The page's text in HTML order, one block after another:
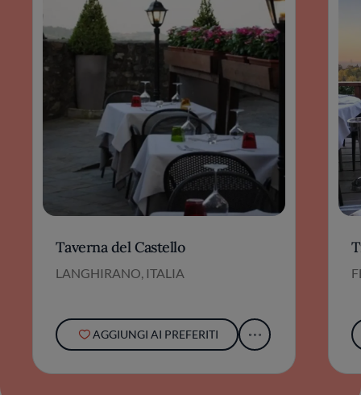
Taverna del Castello
LANGHIRANO, ITALIA
AGGIUNGI AI PREFERITI